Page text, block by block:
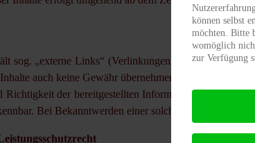
sog. „externe Links“ (Verlinkungen) zu anderen
auch keine Gewähr übernehmen.
Richtigkeit der bereitgestellten Informationen ist der
Bei Bekanntwerden einer solchen
können selbst
möchten. Bitte
womöglich
zur Verfügung